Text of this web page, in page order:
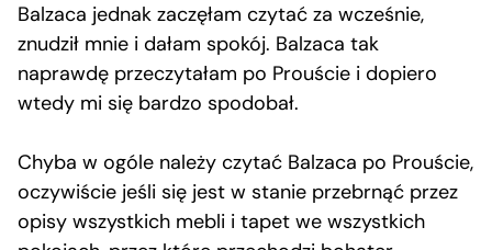
Balzaca jednak zaczęłam czytać za wcześnie,
znudził mnie i dałam spokój. Balzaca tak
naprawdę przeczytałam po Prouście i dopiero
wtedy mi się bardzo spodobał.
Chyba w ogóle należy czytać Balzaca po Prouście,
oczywiście jeśli się jest w stanie przebrnąć przez
opisy wszystkich mebli i tapet we wszystkich